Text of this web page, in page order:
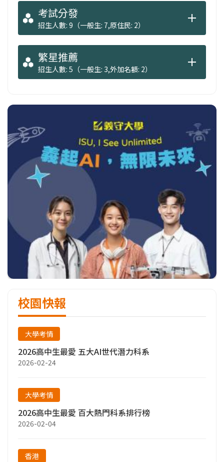
歐盟、俄羅斯、東北亞、東南亞、大陸等全球
各主要區域政經發展的相關課程，使學生能有
效掌握相關區域政經發展的現況與趨勢，培養
各區域發展實務的專才，擴大本系畢業生未來
職涯發展上的選項。
考試分發
招生人數: 9（一般生: 7,原住民: 2）
繁星推薦
招生人數: 5（一般生: 3,外加名額: 2）
校園快報
大學考情
2026高中生最愛 五大AI世代潛力科系
2026-02-24
大學考情
2026高中生最愛 百大熱門科系排行榜
2026-02-04
香港